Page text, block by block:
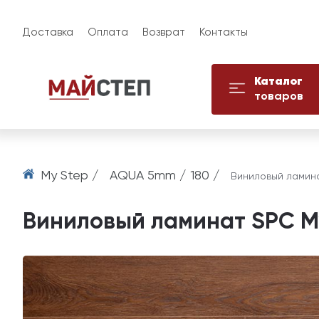
Доставка Оплата Возврат Контакты
Каталог
товаров
My Step / AQUA 5mm / 180 / Виниловый
Виниловый ламинат SPC